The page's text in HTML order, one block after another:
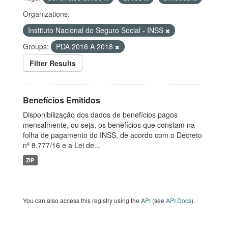
Organizations:
Instituto Nacional do Seguro Social - INSS
Groups:
PDA 2016 A 2018
Filter Results
Benefícios Emitidos
Disponibilização dos dados de benefícios pagos
mensalmente, ou seja, os benefícios que constam na
folha de pagamento do INSS, de acordo com o Decreto
nº 8.777/16 e a Lei de...
ZIP
You can also access this registry using the API (see API Docs).